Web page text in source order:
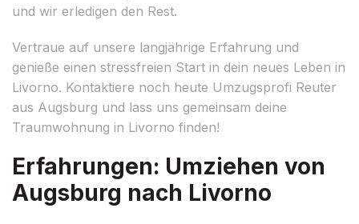
und wir erledigen den Rest.
Vertraue auf unsere langjährige Erfahrung und
genieße einen stressfreien Start in dein neues Leben in
Livorno. Kontaktiere noch heute Umzugsprofi Reuter
aus Augsburg und lass uns gemeinsam deine
Traumwohnung in Livorno finden!
Erfahrungen: Umziehen von
Augsburg nach Livorno